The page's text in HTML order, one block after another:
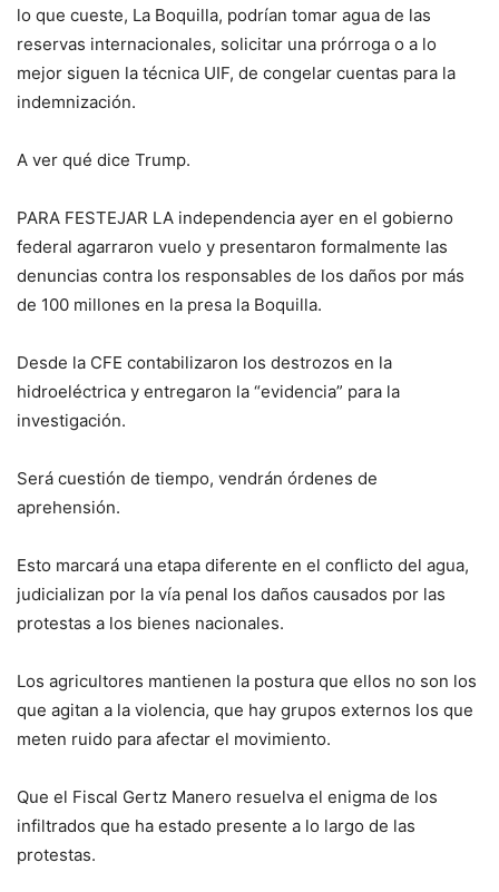
lo que cueste, La Boquilla, podrían tomar agua de las
reservas internacionales, solicitar una prórroga o a lo
mejor siguen la técnica UIF, de congelar cuentas para la
indemnización.
A ver qué dice Trump.
PARA FESTEJAR LA independencia ayer en el gobierno
federal agarraron vuelo y presentaron formalmente las
denuncias contra los responsables de los daños por más
de 100 millones en la presa la Boquilla.
Desde la CFE contabilizaron los destrozos en la
hidroeléctrica y entregaron la “evidencia” para la
investigación.
Será cuestión de tiempo, vendrán órdenes de
aprehensión.
Esto marcará una etapa diferente en el conflicto del agua,
judicializan por la vía penal los daños causados por las
protestas a los bienes nacionales.
Los agricultores mantienen la postura que ellos no son los
que agitan a la violencia, que hay grupos externos los que
meten ruido para afectar el movimiento.
Que el Fiscal Gertz Manero resuelva el enigma de los
infiltrados que ha estado presente a lo largo de las
protestas.